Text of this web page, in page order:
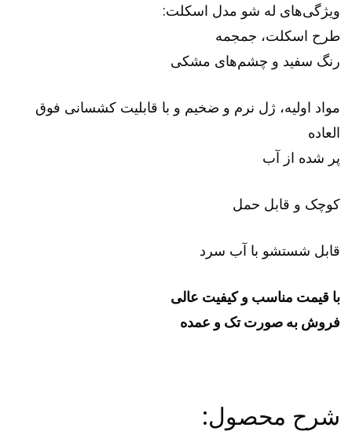
ویژگی‌های له شو مدل اسکلت:
طرح اسکلت، جمجمه
رنگ سفید و چشم‌های مشکی
مواد اولیه، ژل نرم و ضخیم و با قابلیت کشسانی فوق
العاده
پر شده از آب
کوچک و قابل حمل
قابل شستشو با آب سرد
با قیمت مناسب و کیفیت عالی
فروش به صورت تک و عمده
شرح محصول: